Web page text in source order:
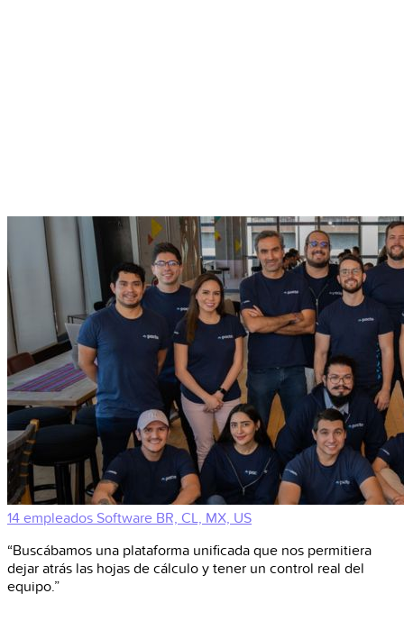
14 empleados Software BR, CL, MX, US
“Buscábamos una plataforma unificada que nos permitiera
dejar atrás las hojas de cálculo y tener un control real del
equipo.”